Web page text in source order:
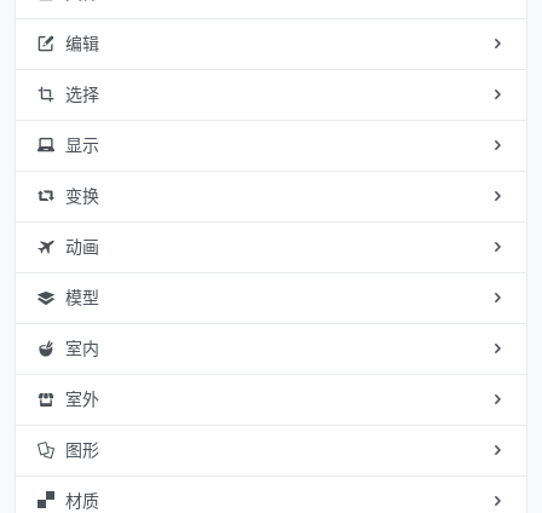
编辑
选择
显示
变换
动画
模型
室内
室外
图形
材质